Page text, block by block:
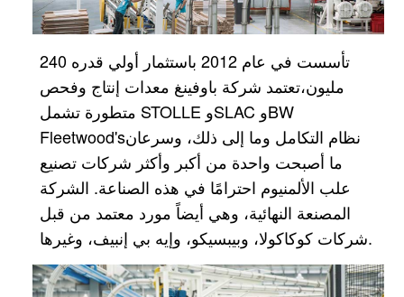
تأسست في عام 2012 باستثمار أولي قدره 240
مليون،تعتمد شركة باوفينغ معدات إنتاج وفحص
متطورة تشمل STOLLE وSLAC وBW
Fleetwood'sنظام التكامل وما إلى ذلك، وسرعان
ما أصبحت واحدة من أكبر وأكثر شركات تصنيع
علب الألمنيوم احترامًا في هذه الصناعة. الشركة
المصنعة النهائية، وهي أيضاً مورد معتمد من قبل
شركات كوكاكولا، وبيبسيكو، وإيه بي إنبيف، وغيرها.